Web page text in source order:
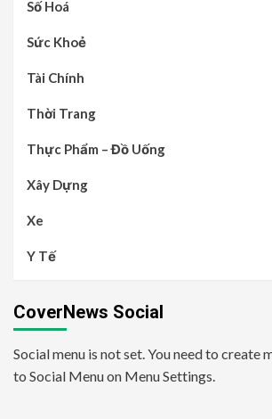
Số Hoá
Sức Khoẻ
Tài Chính
Thời Trang
Thực Phẩm – Đồ Uống
Xây Dựng
Xe
Y Tế
CoverNews Social
Social menu is not set. You need to create
to Social Menu on Menu Settings.